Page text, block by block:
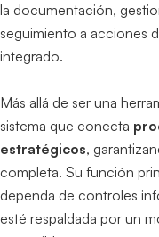
la documentación,
seguimiento a acciones
integrado.
Más allá de ser una
sistema que conecta
estratégicos,
completa. Su función
dependa de controles
esté respaldada por un